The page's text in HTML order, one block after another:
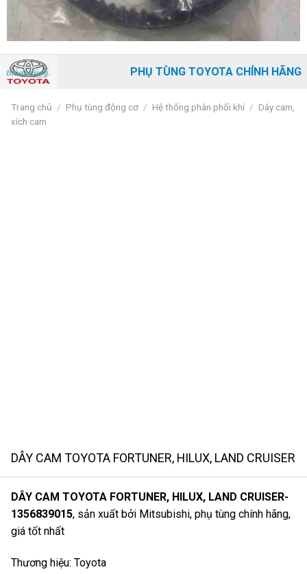
PHỤ TÙNG TOYOTA CHÍNH HÃNG
Trang chủ / Phụ tùng động cơ / Hệ thống phân phối khí / Dây cam,
xích cam
DÂY CAM TOYOTA FORTUNER, HILUX, LAND CRUISER
DÂY CAM TOYOTA FORTUNER, HILUX, LAND CRUISER-
1356839015, sản xuất bởi Mitsubishi, phụ tùng chính hãng,
giá tốt nhất
Thương hiệu: Toyota